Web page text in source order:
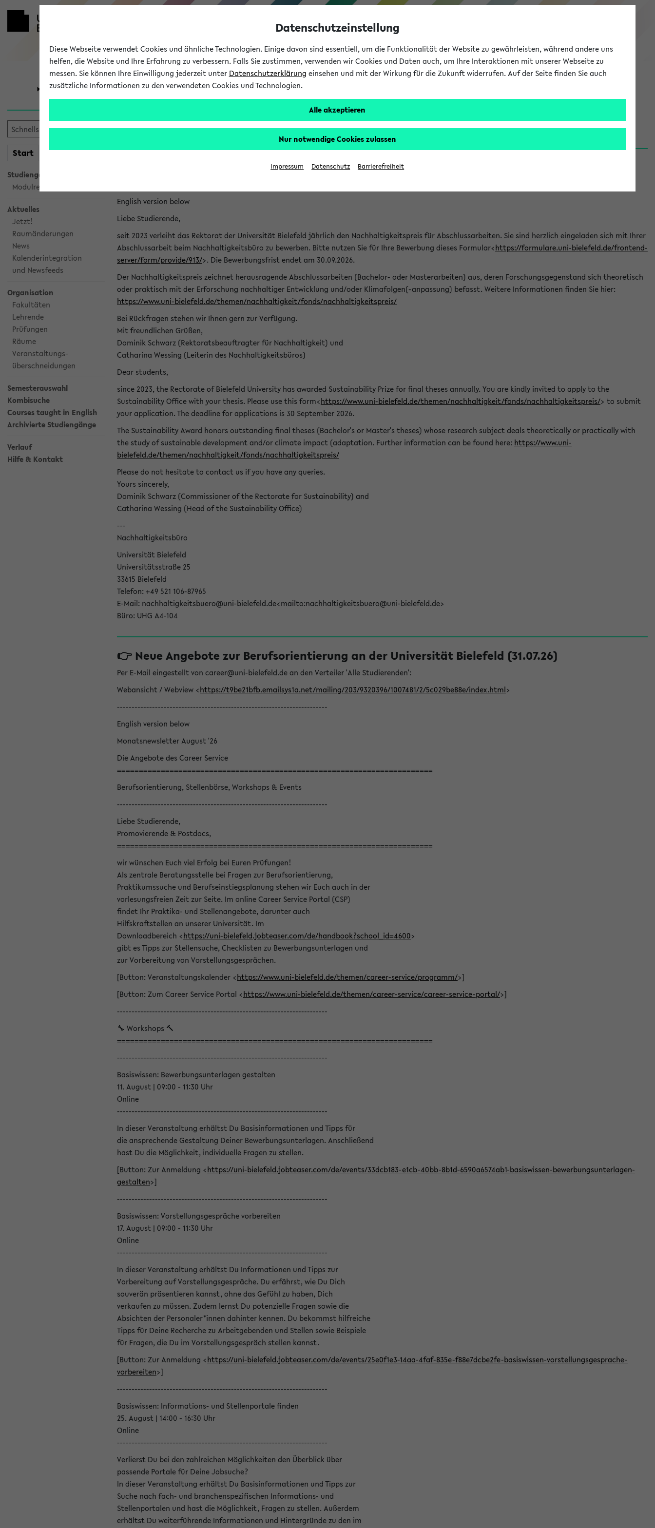
eKVV
Universität Forschung Studium
Start meineKVV
Studiengangsauswahl
Modulrecherche
Aktuelles
Jetzt!
Raumänderungen
News
Kalenderintegration
und Newsfeeds
Organisation
Fakultäten
Lehrende
Prüfungen
Räume
Veranstaltungs-
überschneidungen
Semesterauswahl
Kombisuche
Courses taught in English
Archivierte Studiengänge
Verlauf
Hilfe & Kontakt
eKVV News
Nachhaltigkeitspreis 2026: Bewerbungsphase gestartet (06.08.26)
English version below
Liebe Studierende,
seit 2023 verleiht das Rektorat der Universität Bielefeld jährlich den Nachhaltigkeitspreis für Abschlussarbeiten. Sie sind herzlich eingeladen sich mit Ihrer
Abschlussarbeit beim Nachhaltigkeitsbüro zu bewerben. Bitte nutzen Sie für Ihre Bewerbung dieses Formular<https://formulare.uni-bielefeld.de/frontend-
server/form/provide/913/>. Die Bewerbungsfrist endet am 30.09.2026.
Der Nachhaltigkeitspreis zeichnet herausragende Abschlussarbeiten (Bachelor- oder Masterarbeiten) aus, deren Forschungsgegenstand sich theoretisch
oder praktisch mit der Erforschung nachhaltiger Entwicklung und/oder Klimafolgen(-anpassung) befasst. Weitere Informationen finden Sie hier:
https://www.uni-bielefeld.de/themen/nachhaltigkeit/fonds/nachhaltigkeitspreis/
Bei Rückfragen stehen wir Ihnen gern zur Verfügung.
Mit freundlichen Grüßen,
Dominik Schwarz (Rektoratsbeauftragter für Nachhaltigkeit) und
Catharina Wessing (Leiterin des Nachhaltigkeitsbüros)
Dear students,
since 2023, the Rectorate of Bielefeld University has awarded Sustainability Prize for final theses annually. You are kindly invited to apply to the
Sustainability Office with your thesis. Please use this form<https://www.uni-bielefeld.de/themen/nachhaltigkeit/fonds/nachhaltigkeitspreis/> to submit
your application. The deadline for applications is 30 September 2026.
The Sustainability Award honors outstanding final theses (Bachelor's or Master's theses) whose research subject deals theoretically or practically with
the study of sustainable development and/or climate impact (adaptation. Further information can be found here: https://www.uni-
bielefeld.de/themen/nachhaltigkeit/fonds/nachhaltigkeitspreis/
Please do not hesitate to contact us if you have any queries.
Yours sincerely,
Dominik Schwarz (Commissioner of the Rectorate for Sustainability) and
Catharina Wessing (Head of the Sustainability Office)
---
Nachhaltigkeitsbüro
Universität Bielefeld
Universitätsstraße 25
33615 Bielefeld
Telefon: +49 521 106-87965
E-Mail: nachhaltigkeitsbuero@uni-bielefeld.de<mailto:nachhaltigkeitsbuero@uni-bielefeld.de>
Büro: UHG A4-104
👉 Neue Angebote zur Berufsorientierung an der Universität Bielefeld (31.07.26)
Per E-Mail eingestellt von career@uni-bielefeld.de an den Verteiler 'Alle Studierenden':
Webansicht / Webview <https://t9be21bfb.emailsys1a.net/mailing/203/9320396/1007481/2/5c029be88e/index.html>
------------------------------------------------------------------------
English version below
Monatsnewsletter August '26
Die Angebote des Career Service
========================================================================
Berufsorientierung, Stellenbörse, Workshops & Events
------------------------------------------------------------------------
Liebe Studierende,
Promovierende & Postdocs,
========================================================================
wir wünschen Euch viel Erfolg bei Euren Prüfungen!
Als zentrale Beratungsstelle bei Fragen zur Berufsorientierung,
Praktikumssuche und Berufseinstiegsplanung stehen wir Euch auch in der
vorlesungsfreien Zeit zur Seite. Im online Career Service Portal (CSP)
findet Ihr Praktika- und Stellenangebote, darunter auch
Hilfskraftstellen an unserer Universität. Im
Downloadbereich <https://uni-bielefeld.jobteaser.com/de/handbook?school_id=4600>
gibt es Tipps zur Stellensuche, Checklisten zu Bewerbungsunterlagen und
zur Vorbereitung von Vorstellungsgesprächen.
[Button: Veranstaltungskalender <https://www.uni-bielefeld.de/themen/career-service/programm/>]
[Button: Zum Career Service Portal <https://www.uni-bielefeld.de/themen/career-service/career-service-portal/>]
------------------------------------------------------------------------
🔧 Workshops 🔨
========================================================================
------------------------------------------------------------------------
Basiswissen: Bewerbungsunterlagen gestalten
11. August | 09:00 - 11:30 Uhr
Online
------------------------------------------------------------------------
In dieser Veranstaltung erhältst Du Basisinformationen und Tipps für
die ansprechende Gestaltung Deiner Bewerbungsunterlagen. Anschließend
hast Du die Möglichkeit, individuelle Fragen zu stellen.
[Button: Zur Anmeldung <https://uni-bielefeld.jobteaser.com/de/events/33dcb183-e1cb-40bb-8b1d-6590a6574ab1-basiswissen-bewerbungsunterlagen-
gestalten>]
------------------------------------------------------------------------
Basiswissen: Vorstellungsgespräche vorbereiten
17. August | 09:00 - 11:30 Uhr
Online
------------------------------------------------------------------------
In dieser Veranstaltung erhältst Du Informationen und Tipps zur
Vorbereitung auf Vorstellungsgespräche. Du erfährst, wie Du Dich
souverän präsentieren kannst, ohne das Gefühl zu haben, Dich
verkaufen zu müssen. Zudem lernst Du potenzielle Fragen sowie die
Absichten der Personaler*innen dahinter kennen. Du bekommst hilfreiche
Tipps für Deine Recherche zu Arbeitgebenden und Stellen sowie Beispiele
für Fragen, die Du im Vorstellungsgespräch stellen kannst.
[Button: Zur Anmeldung <https://uni-bielefeld.jobteaser.com/de/events/25e0f1e3-14aa-4faf-835e-f88e7dcbe2fe-basiswissen-vorstellungsgesprache-
vorbereiten>]
------------------------------------------------------------------------
Basiswissen: Informations- und Stellenportale finden
25. August | 14:00 - 16:30 Uhr
Online
------------------------------------------------------------------------
Verlierst Du bei den zahlreichen Möglichkeiten den Überblick über
passende Portale für Deine Jobsuche?
In dieser Veranstaltung erhältst Du Basisinformationen und Tipps zur
Suche nach fach- und branchenspezifischen Informations- und
Stellenportalen und hast die Möglichkeit, Fragen zu stellen. Außerdem
erhältst Du weiterführende Informationen und Hintergründe zu den im
Datenschutzeinstellung
Diese Webseite verwendet Cookies und ähnliche Technologien. Einige davon sind essentiell, um die Funktionalität der Website zu gewährleisten, während andere uns
helfen, die Website und Ihre Erfahrung zu verbessern. Falls Sie zustimmen, verwenden wir Cookies und Daten auch, um Ihre Interaktionen mit unserer Webseite zu
messen. Sie können Ihre Einwilligung jederzeit unter Datenschutzerklärung einsehen und mit der Wirkung für die Zukunft widerrufen. Auf der Seite finden Sie auch
zusätzliche Informationen zu den verwendeten Cookies und Technologien.
Alle akzeptieren
Nur notwendige Cookies zulassen
Impressum Datenschutz Barrierefreiheit